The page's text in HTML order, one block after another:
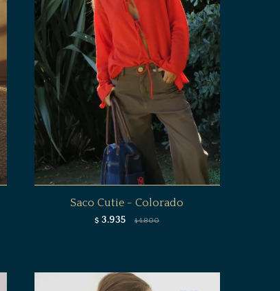
Saco Cutie - Colorado
$ 3.935 $ 4.800